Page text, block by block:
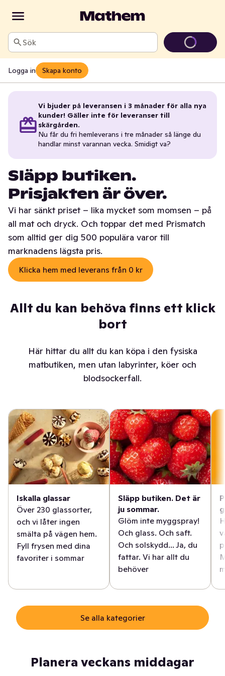
Sök
Logga in Skapa konto
Vi bjuder på leveransen i 3 månader för alla nya
kunder! Gäller inte för leveranser till
skärgården.
Nu får du fri hemleverans i tre månader så länge du
handlar minst varannan vecka. Smidigt va?
Släpp butiken.
Prisjakten är över.
Vi har sänkt priset – lika mycket som momsen – på
all mat och dryck. Och toppar det med Prismatch
som alltid ger dig 500 populära varor till
marknadens lägsta pris.
Klicka hem med leverans från 0 kr
Allt du kan behöva finns ett klick
bort
Här hittar du allt du kan köpa i den fysiska
matbutiken, men utan labyrinter, köer och
blodsockerfall.
Iskalla glassar
Över 230 glassorter,
och vi låter ingen
smälta på vägen hem.
Fyll frysen med dina
favoriter i sommar
Släpp butiken. Det är
ju sommar.
Glöm inte myggspray!
Och glass. Och saft.
Och solskydd... Ja, du
fattar. Vi har allt du
behöver
Se alla kategorier
Planera veckans middagar